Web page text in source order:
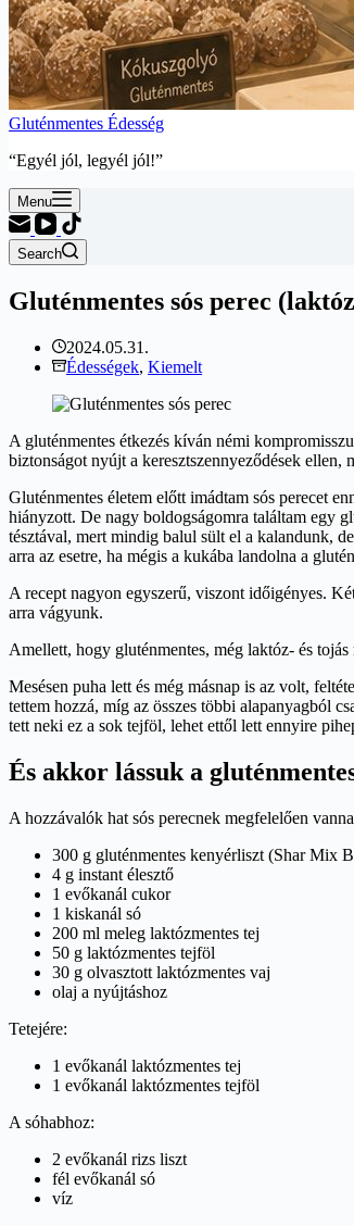
Gluténmentes Édesség
“Egyél jól, legyél jól!”
Menu
Search
Gluténmentes sós perec
2024.05.31.
Édességek, Kiemelt
A gluténmentes étkezés kíván némi
biztonságot nyújt a keresztszennyeződések
Gluténmentes életem előtt imádtam sós perecet
hiányzott. De nagy boldogságomra találtam egy
tésztával, mert mindig balul sült el a kalandunk,
arra az esetre, ha mégis a kukába landolna a
A recept nagyon egyszerű, viszont időigényes.
arra vágyunk.
Amellett, hogy gluténmentes, még laktóz- és
Mesésen puha lett és még másnap is az volt,
tettem hozzá, míg az összes többi alapanyagból
tett neki ez a sok tejföl, lehet ettől lett ennyire
És akkor lássuk a
A hozzávalók hat sós perecnek megfelelően
300 g gluténmentes kenyérliszt (Shar Mix
4 g instant élesztő
1 evőkanál cukor
1 kiskanál só
200 ml meleg laktózmentes tej
50 g laktózmentes tejföl
30 g olvasztott laktózmentes vaj
olaj a nyújtáshoz
Tetejére:
1 evőkanál laktózmentes tej
1 evőkanál laktózmentes tejföl
A sóhabhoz:
2 evőkanál rizs liszt
fél evőkanál só
víz